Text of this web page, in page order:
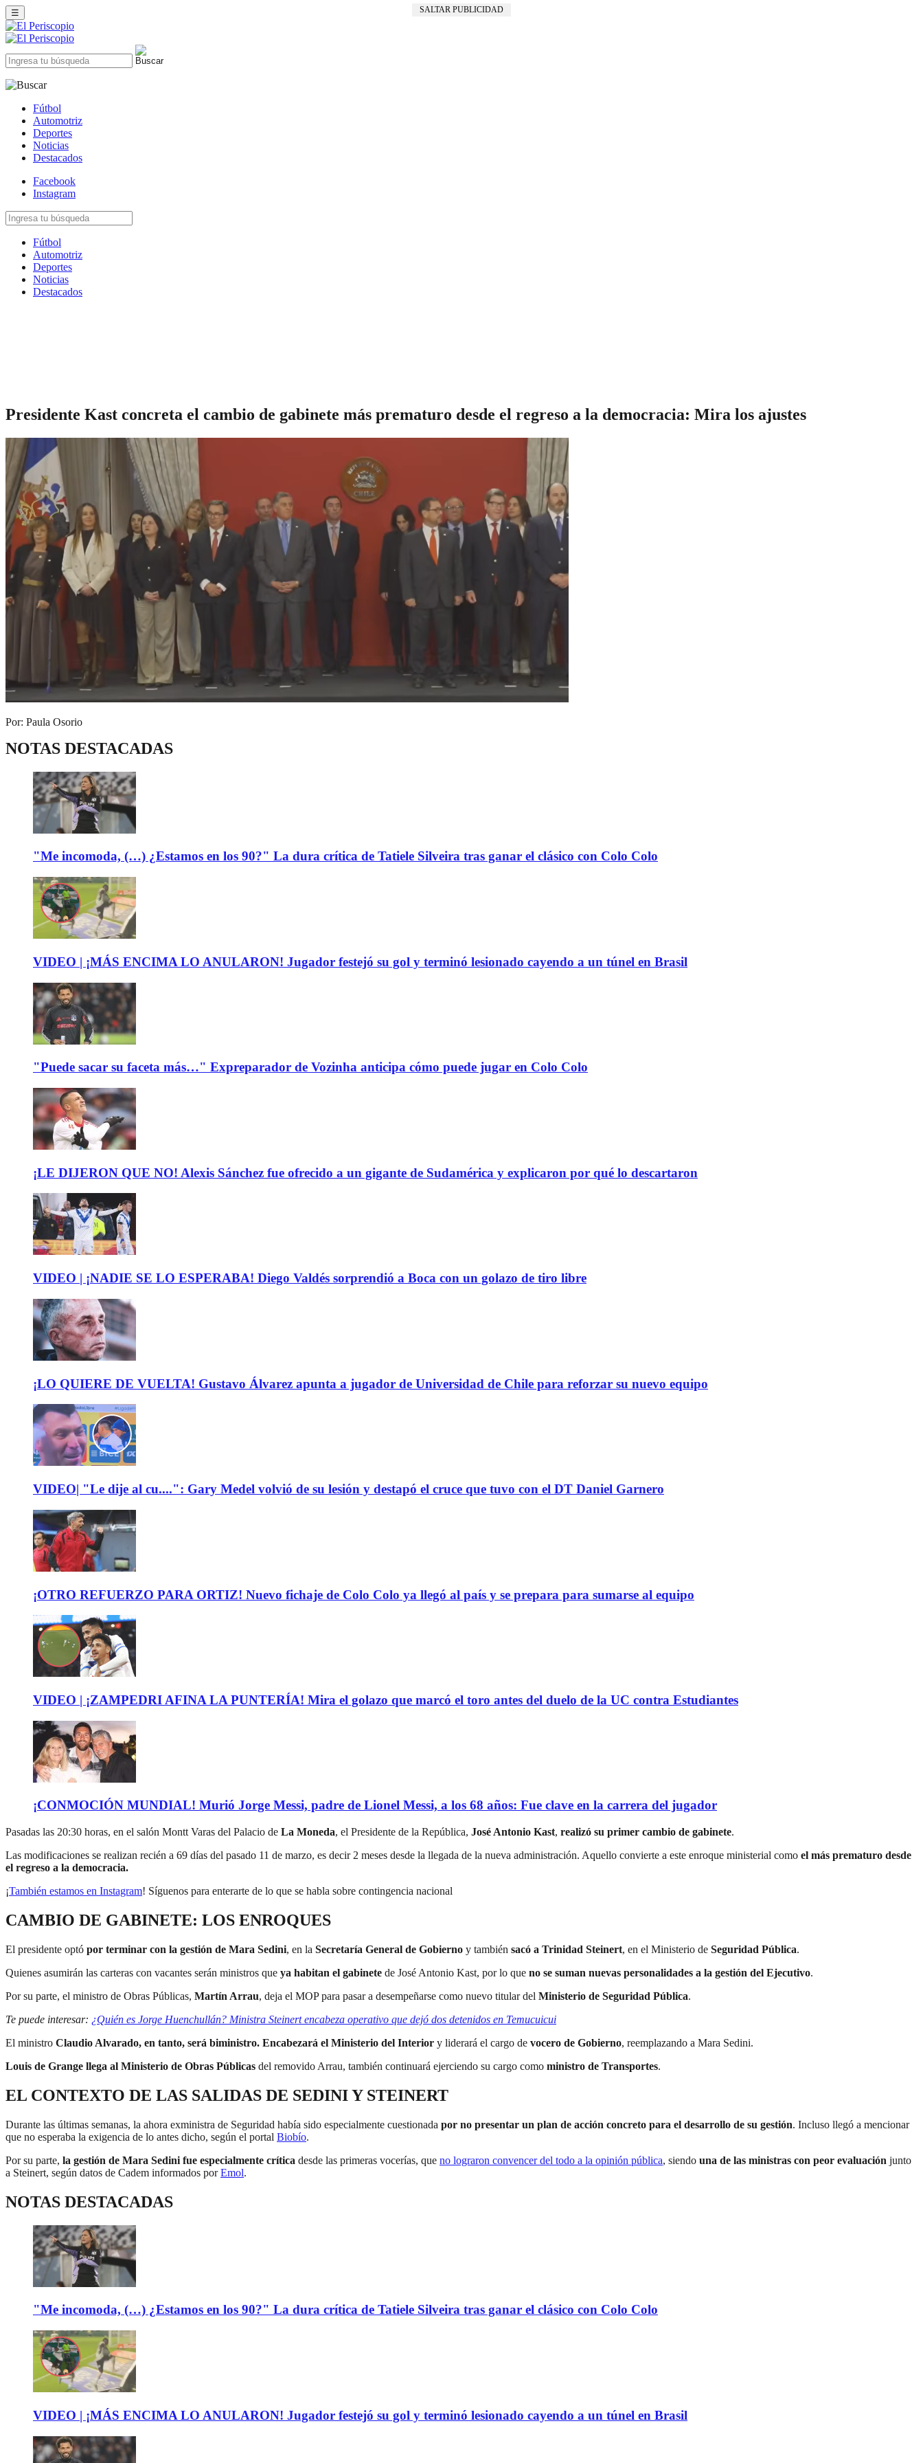
SALTAR PUBLICIDAD
☰
Fútbol
Automotriz
Deportes
Noticias
Destacados
Facebook
Instagram
Fútbol
Automotriz
Deportes
Noticias
Destacados
Presidente Kast concreta el cambio de gabinete más prematuro desde el regreso a la democracia: Mira los ajustes
Por: Paula Osorio
NOTAS DESTACADAS
"Me incomoda, (…) ¿Estamos en los 90?" La dura crítica de Tatiele Silveira tras ganar el clásico con Colo Colo
VIDEO | ¡MÁS ENCIMA LO ANULARON! Jugador festejó su gol y terminó lesionado cayendo a un túnel en Brasil
"Puede sacar su faceta más…" Expreparador de Vozinha anticipa cómo puede jugar en Colo Colo
¡LE DIJERON QUE NO! Alexis Sánchez fue ofrecido a un gigante de Sudamérica y explicaron por qué lo descartaron
VIDEO | ¡NADIE SE LO ESPERABA! Diego Valdés sorprendió a Boca con un golazo de tiro libre
¡LO QUIERE DE VUELTA! Gustavo Álvarez apunta a jugador de Universidad de Chile para reforzar su nuevo equipo
VIDEO| "Le dije al cu....": Gary Medel volvió de su lesión y destapó el cruce que tuvo con el DT Daniel Garnero
¡OTRO REFUERZO PARA ORTIZ! Nuevo fichaje de Colo Colo ya llegó al país y se prepara para sumarse al equipo
VIDEO | ¡ZAMPEDRI AFINA LA PUNTERÍA! Mira el golazo que marcó el toro antes del duelo de la UC contra Estudiantes
¡CONMOCIÓN MUNDIAL! Murió Jorge Messi, padre de Lionel Messi, a los 68 años: Fue clave en la carrera del jugador
Pasadas las 20:30 horas, en el salón Montt Varas del Palacio de La Moneda, el Presidente de la República, José Antonio Kast, realizó su primer cambio de gabinete.
Las modificaciones se realizan recién a 69 días del pasado 11 de marzo, es decir 2 meses desde la llegada de la nueva administración. Aquello convierte a este enroque ministerial como el más prematuro desde
el regreso a la democracia.
¡También estamos en Instagram! Síguenos para enterarte de lo que se habla sobre contingencia nacional
CAMBIO DE GABINETE: LOS ENROQUES
El presidente optó por terminar con la gestión de Mara Sedini, en la Secretaría General de Gobierno y también sacó a Trinidad Steinert, en el Ministerio de Seguridad Pública.
Quienes asumirán las carteras con vacantes serán ministros que ya habitan el gabinete de José Antonio Kast, por lo que no se suman nuevas personalidades a la gestión del Ejecutivo.
Por su parte, el ministro de Obras Públicas, Martín Arrau, deja el MOP para pasar a desempeñarse como nuevo titular del Ministerio de Seguridad Pública.
Te puede interesar: ¿Quién es Jorge Huenchullán? Ministra Steinert encabeza operativo que dejó dos detenidos en Temucuicui
El ministro Claudio Alvarado, en tanto, será biministro. Encabezará el Ministerio del Interior y liderará el cargo de vocero de Gobierno, reemplazando a Mara Sedini.
Louis de Grange llega al Ministerio de Obras Públicas del removido Arrau, también continuará ejerciendo su cargo como ministro de Transportes.
EL CONTEXTO DE LAS SALIDAS DE SEDINI Y STEINERT
Durante las últimas semanas, la ahora exministra de Seguridad había sido especialmente cuestionada por no presentar un plan de acción concreto para el desarrollo de su gestión. Incluso llegó a mencionar
que no esperaba la exigencia de lo antes dicho, según el portal Biobío.
Por su parte, la gestión de Mara Sedini fue especialmente crítica desde las primeras vocerías, que no lograron convencer del todo a la opinión pública, siendo una de las ministras con peor evaluación junto
a Steinert, según datos de Cadem informados porEmol.
NOTAS DESTACADAS
"Me incomoda, (…) ¿Estamos en los 90?" La dura crítica de Tatiele Silveira tras ganar el clásico con Colo Colo
VIDEO | ¡MÁS ENCIMA LO ANULARON! Jugador festejó su gol y terminó lesionado cayendo a un túnel en Brasil